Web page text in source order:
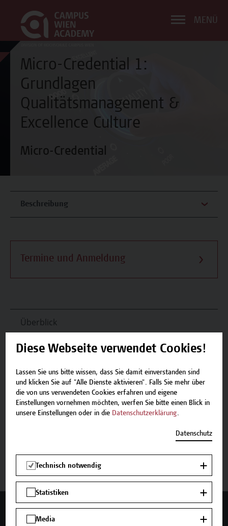
MENÜ
Micro-Credential 1:
Grundlagen
Qualitätsmanagement &
Excellence Culture
Micro-Credential
Beschreibung
Termine und Anmeldung
Überblick
Inhalte und Aufbau
Termine und Anmeldung
Zurück zum Zertifikatsprogramm
Jetzt anmelden
Mehr Infos gewünscht?
Diese Webseite verwendet Cookies!
Lassen Sie uns bitte wissen, dass Sie damit einverstanden sind
und klicken Sie auf "Alle Dienste aktivieren". Falls Sie mehr über
die von uns verwendeten Cookies erfahren und eigene
Einstellungen vornehmen möchten, werfen Sie bitte einen Blick in
unsere Einstellungen oder in die Datenschutzerklärung.
Datenschutz
Technisch notwendig
Statistiken
Media